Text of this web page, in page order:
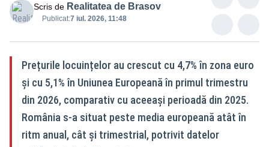
Scris de Realitatea de Brasov
Publicat:7 iul. 2026, 11:48
Prețurile locuințelor au crescut cu 4,7% în zona euro
și cu 5,1% în Uniunea Europeană în primul trimestru
din 2026, comparativ cu aceeași perioadă din 2025.
România s-a situat peste media europeană atât în
ritm anual, cât și trimestrial, potrivit datelor